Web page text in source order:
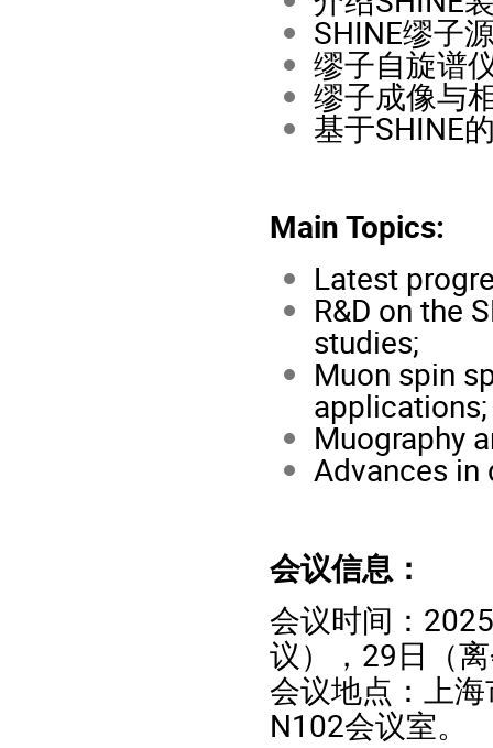
SHINE缪子
缪子自旋谱
缪子成像与
基于SHINE
Main Topics:
Latest
R&D on the
studies;
Muon spin
applications;
Muography
Advances in
会议信息：
会议时间：
议），29日（
会议地点：上
N102会议室。